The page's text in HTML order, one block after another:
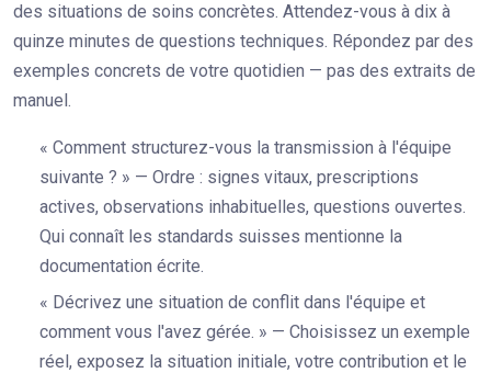
des situations de soins concrètes. Attendez-vous à dix à
quinze minutes de questions techniques. Répondez par des
exemples concrets de votre quotidien — pas des extraits de
manuel.
« Comment structurez-vous la transmission à l'équipe
suivante ? » — Ordre : signes vitaux, prescriptions
actives, observations inhabituelles, questions ouvertes.
Qui connaît les standards suisses mentionne la
documentation écrite.
« Décrivez une situation de conflit dans l'équipe et
comment vous l'avez gérée. » — Choisissez un exemple
réel, exposez la situation initiale, votre contribution et le